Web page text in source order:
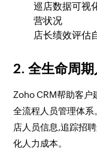
巡店数据可视
营状况
店长绩效评估
2. 全生命周
Zoho CRM帮助客户
全流程人员管理体
店人员信息,追踪招
化人力成本。